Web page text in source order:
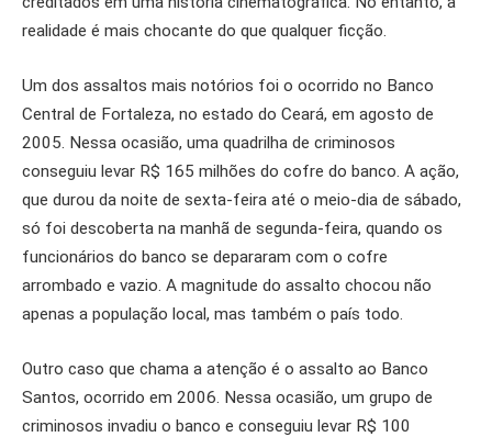
realidade é mais chocante do que qualquer ficção.
Um dos assaltos mais notórios foi o ocorrido no Banco
Central de Fortaleza, no estado do Ceará, em agosto de
2005. Nessa ocasião, uma quadrilha de criminosos
conseguiu levar R$ 165 milhões do cofre do banco. A ação,
que durou da noite de sexta-feira até o meio-dia de sábado,
só foi descoberta na manhã de segunda-feira, quando os
funcionários do banco se depararam com o cofre
arrombado e vazio. A magnitude do assalto chocou não
apenas a população local, mas também o país todo.
Outro caso que chama a atenção é o assalto ao Banco
Santos, ocorrido em 2006. Nessa ocasião, um grupo de
criminosos invadiu o banco e conseguiu levar R$ 100